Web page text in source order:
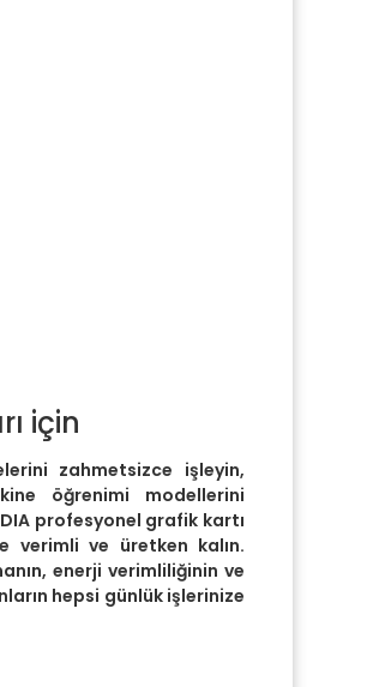
için
zahmetsizce işleyin,
öğrenimi modellerini
profesyonel grafik kartı
verimli ve üretken kalın.
enerji verimliliğinin ve
hepsi günlük işlerinize